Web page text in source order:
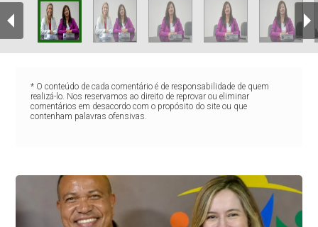
* O conteúdo de cada comentário é de responsabilidade de quem
realizá-lo. Nos reservamos ao direito de reprovar ou eliminar
comentários em desacordo com o propósito do site ou que
contenham palavras ofensivas.